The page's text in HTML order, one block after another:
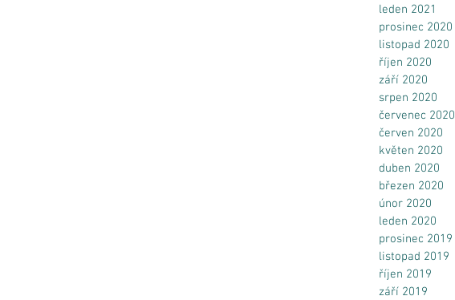
leden 2021
prosinec 2020
listopad 2020
říjen 2020
září 2020
srpen 2020
červenec 2020
červen 2020
květen 2020
duben 2020
březen 2020
únor 2020
leden 2020
prosinec 2019
listopad 2019
říjen 2019
září 2019